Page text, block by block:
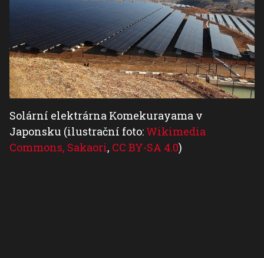
Solární elektrárna Komekurayama v
Japonsku (ilustrační foto: Wikimedia
Commons, Sakaori, CC BY-SA 4.0)